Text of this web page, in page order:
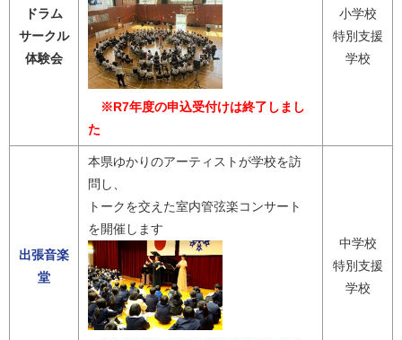
ドラム
サークル
体験会
※R7年度の申込受付けは終了しまし
た
小学校
特別支援
学校
出張音楽
堂
本県ゆかりのアーティストが学校を訪
問し、
トークを交えた室内管弦楽コンサート
を開催します
中学校
特別支援
学校